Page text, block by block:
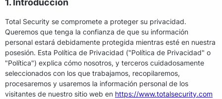
1. Introducción
Total Security se compromete a proteger su privacidad.
Queremos que tenga la confianza de que su información
personal estará debidamente protegida mientras esté en nuestra
posesión. Esta Política de Privacidad ("Política de Privacidad" o
"Política") explica cómo nosotros, y terceros cuidadosamente
seleccionados con los que trabajamos, recopilaremos,
procesaremos y usaremos la información personal de los
visitantes de nuestro sitio web en https://www.totalsecurity.com